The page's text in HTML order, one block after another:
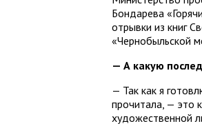
Бондарева
отрывки из книг
«Чернобыльской
— А какую
— Так как я
прочитала, — это
художественной